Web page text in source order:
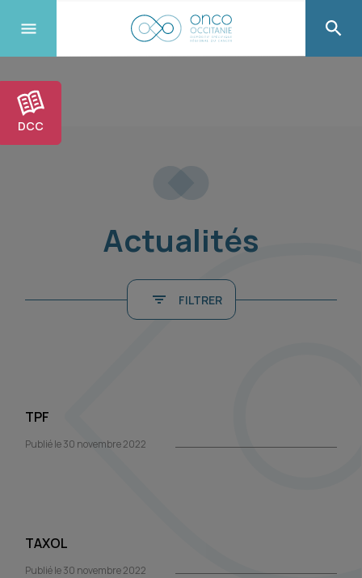
DCC
Actualités
FILTRER
TPF
Publié le 30 novembre 2022
TAXOL
Publié le 30 novembre 2022